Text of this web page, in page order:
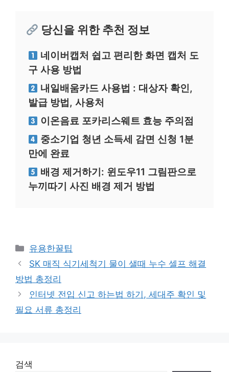
당신을 위한 추천 정보
네이버캡처 쉽고 편리한 화면 캡처 도
구 사용 방법
내일배움카드 사용법 : 대상자 확인,
발급 방법, 사용처
이온음료 포카리스웨트 효능 주의점
중소기업 청년 소득세 감면 신청 1분
만에 완료
배경 제거하기: 윈도우11 그림판으로
누끼따기 사진 배경 제거 방법
카
테
리
유용한꿀팁
SK 매직 식기세척기 물이 샐때 누수 셀프 해결
방법 총정리
인터넷 전입 신고 하는법 하기, 세대주 확인 및
필요 서류 총정리
검색